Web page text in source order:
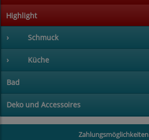
Highlight
› Schmuck
› Küche
Bad
Deko und Accessoires
Zahlungsmöglichkeiten